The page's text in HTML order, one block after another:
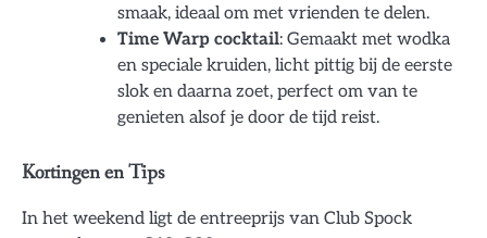
smaak, ideaal om met vrienden te delen.
Time Warp cocktail: Gemaakt met wodka
en speciale kruiden, licht pittig bij de eerste
slok en daarna zoet, perfect om van te
genieten alsof je door de tijd reist.
Kortingen en Tips
In het weekend ligt de entreeprijs van Club Spock